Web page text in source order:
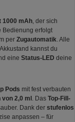
1000 mAh, der sich
Bedienung erfolgt
per Zugautomatik. Alle
kannst du
eine Status-LED deine
Pods mit fest verbauten
2,0 ml . Das Top-Fill-
Dank der stufenlos
anpassen – für